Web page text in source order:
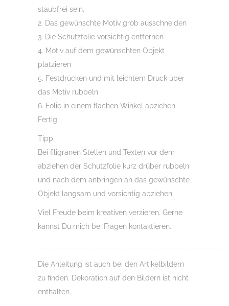
staubfrei sein.
2. Das gewünschte Motiv grob ausschneiden
3. Die Schutzfolie vorsichtig entfernen
4. Motiv auf dem gewünschten Objekt
platzieren
5. Festdrücken und mit leichtem Druck über
das Motiv rubbeln
6. Folie in einem flachen Winkel abziehen.
Fertig
Tipp:
Bei filigranen Stellen und Texten vor dem
abziehen der Schutzfolie kurz drüber rubbeln
und nach dem anbringen an das gewünschte
Objekt langsam und vorsichtig abziehen.
Viel Freude beim kreativen verzieren. Gerne
kannst Du mich bei Fragen kontaktieren.
Die Anleitung ist auch bei den Artikelbildern
zu finden. Dekoration auf den Bildern ist nicht
enthalten.